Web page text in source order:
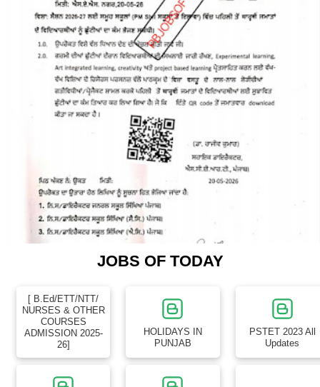
JOBS OF TODAY
[ B.Ed/ETT/NTT/
NURSES & OTHER
COURSES
ADMISSION 2025-
26]
HOLIDAYS IN
PUNJAB
PSTET 2023 All
Updates